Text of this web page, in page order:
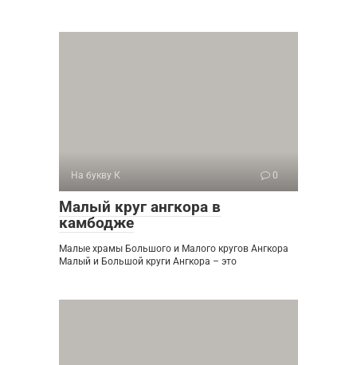
На букву К 0
Малый круг ангкора в
камбодже
Малые храмы Большого и Малого кругов Ангкора
Малый и Большой круги Ангкора – это